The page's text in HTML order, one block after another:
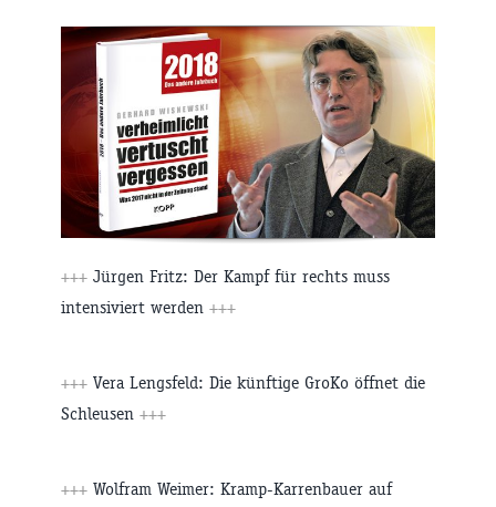
+++ Jürgen Fritz: Der Kampf für rechts muss
intensiviert werden +++
+++ Vera Lengsfeld: Die künftige GroKo öffnet die
Schleusen +++
+++ Wolfram Weimer: Kramp-Karrenbauer auf